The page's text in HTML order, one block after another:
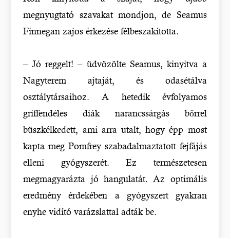
megnyugtató szavakat mondjon, de Seamus
Finnegan zajos érkezése félbeszakította.
– Jó reggelt! – üdvözölte Seamus, kinyitva a
Nagyterem ajtaját, és odasétálva
osztálytársaihoz. A hetedik évfolyamos
griffendéles diák narancssárgás bőrrel
büszkélkedett, ami arra utalt, hogy épp most
kapta meg Pomfrey szabadalmaztatott fejfájás
elleni gyógyszerét. Ez természetesen
megmagyarázta jó hangulatát. Az optimális
eredmény érdekében a gyógyszert gyakran
enyhe vidító varázslattal adták be.